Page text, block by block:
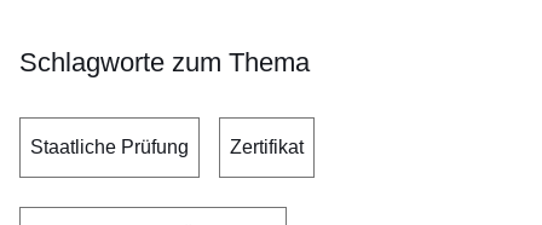
Schlagworte zum Thema
Staatliche Prüfung Zertifikat